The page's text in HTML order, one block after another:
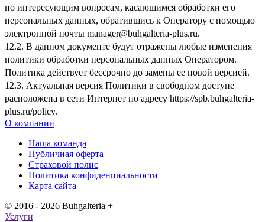
по интересующим вопросам, касающимся обработки его
персональных данных, обратившись к Оператору с помощью
электронной почты manager@buhgalteria-plus.ru.
12.2. В данном документе будут отражены любые изменения
политики обработки персональных данных Оператором.
Политика действует бессрочно до замены ее новой версией.
12.3. Актуальная версия Политики в свободном доступе
расположена в сети Интернет по адресу https://spb.buhgalteria-
plus.ru/policy.
О компании
Наша команда
Публичная оферта
Страховой полис
Политика конфиденциальности
Карта сайта
© 2016 - 2026 Buhgalteria +
Услуги